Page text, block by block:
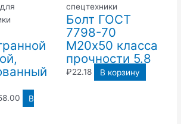
В
спецтехники
Болт ГОСТ
7798-70
М20х50 класса
прочности 5.8
₽22.18 В корзину